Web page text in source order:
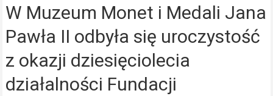
W Muzeum Monet i Medali Jana
Pawła II odbyła się uroczystość
z okazji dziesięciolecia
działalności Fundacji